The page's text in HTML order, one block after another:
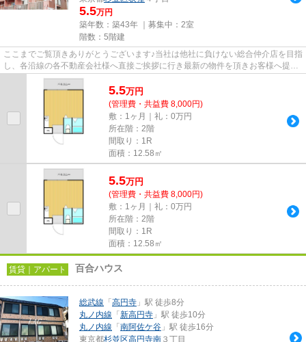
5.5万円
築年数：築43年 ｜募集中： 2室
階数：5階建
ここまでご覧頂きありがとうございます♪当社は他社に負けない総合仲介店を目指
し、各沿線の各不動産会社様へ直接ご挨拶に行き最新の物件を頂きお客様へ提供
しております！最新の情報は...
5.5万円
(管理費・共益費 8,000円)
敷：1ヶ月｜礼：0万円
所在階：2階
間取り：1R
面積：12.58㎡
5.5万円
(管理費・共益費 8,000円)
敷：1ヶ月｜礼：0万円
所在階：2階
間取り：1R
面積：12.58㎡
賃貸｜アパート 百合ハウス
総武線 「 高円寺 」駅 徒歩8分
丸ノ内線 「 新高円寺 」駅 徒歩10分
丸ノ内線 「 南阿佐ケ谷 」駅 徒歩16分
東京都杉並区高円寺南 ３丁目